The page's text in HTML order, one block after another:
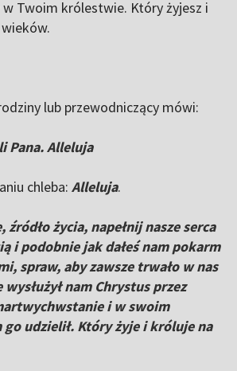
Twoim królestwie. Który żyjesz i
lub przewodniczący mówi:
Pana. Alleluja
chleba: Alleluja.
źródło życia, napełnij nasze serca
i podobnie jak dałeś nam pokarm
spraw, aby zawsze trwało w nas
nam Chrystus przez
i w swoim
go udzielił. Który żyje i króluje na